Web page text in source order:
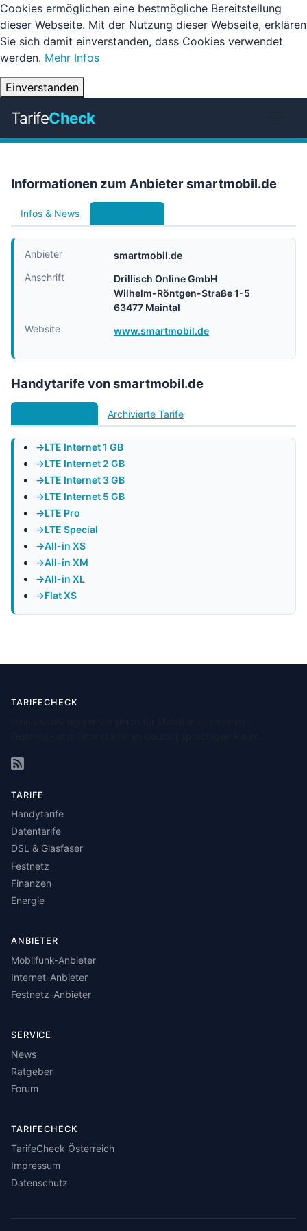
Cookies ermöglichen eine bestmögliche Bereitstellung
dieser Webseite. Mit der Nutzung dieser Webseite, erklären
Sie sich damit einverstanden, dass Cookies verwendet
werden. Mehr Infos
Einverstanden
TarifeCheck
Informationen zum Anbieter smartmobil.de
Infos & News
Anbieter
smartmobil.de
Anschrift
Drillisch Online GmbH
Wilhelm-Röntgen-Straße 1-5
63477 Maintal
Website
www.smartmobil.de
Handytarife von smartmobil.de
Archivierte Tarife
LTE Internet 1 GB
LTE Internet 2 GB
LTE Internet 3 GB
LTE Internet 5 GB
LTE Pro
LTE Special
All-in XS
All-in XM
All-in XL
Flat XS
TARIFECHECK
TARIFE
Handytarife
Datentarife
DSL & Glasfaser
Festnetz
Finanzen
Energie
ANBIETER
Mobilfunk-Anbieter
Internet-Anbieter
Festnetz-Anbieter
SERVICE
News
Ratgeber
Forum
TARIFECHECK
TarifeCheck Österreich
Impressum
Datenschutz